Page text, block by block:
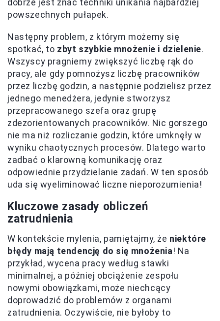
dobrze jest znać techniki unikania najbardziej
powszechnych pułapek.
Następny problem, z którym możemy się
spotkać, to zbyt szybkie mnożenie i dzielenie.
Wszyscy pragniemy zwiększyć liczbę rąk do
pracy, ale gdy pomnożysz liczbę pracowników
przez liczbę godzin, a następnie podzielisz przez
jednego menedżera, jedynie stworzysz
przepracowanego szefa oraz grupę
zdezorientowanych pracowników. Nic gorszego
nie ma niż rozliczanie godzin, które umknęły w
wyniku chaotycznych procesów. Dlatego warto
zadbać o klarowną komunikację oraz
odpowiednie przydzielanie zadań. W ten sposób
uda się wyeliminować liczne nieporozumienia!
Kluczowe zasady obliczeń
zatrudnienia
W kontekście mylenia, pamiętajmy, że niektóre
błędy mają tendencję do się mnożenia! Na
przykład, wycena pracy według stawki
minimalnej, a później obciążenie zespołu
nowymi obowiązkami, może niechcący
doprowadzić do problemów z organami
zatrudnienia. Oczywiście, nie byłoby to